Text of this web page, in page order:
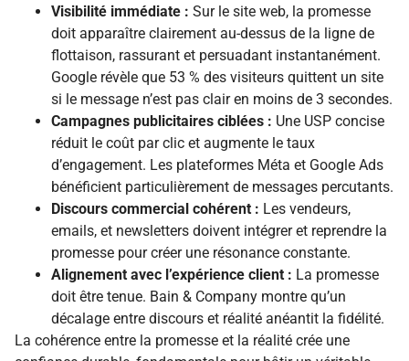
Visibilité immédiate : Sur le site web, la promesse
doit apparaître clairement au-dessus de la ligne de
flottaison, rassurant et persuadant instantanément.
Google révèle que 53 % des visiteurs quittent un site
si le message n’est pas clair en moins de 3 secondes.
Campagnes publicitaires ciblées : Une USP concise
réduit le coût par clic et augmente le taux
d’engagement. Les plateformes Méta et Google Ads
bénéficient particulièrement de messages percutants.
Discours commercial cohérent : Les vendeurs,
emails, et newsletters doivent intégrer et reprendre la
promesse pour créer une résonance constante.
Alignement avec l’expérience client : La promesse
doit être tenue. Bain & Company montre qu’un
décalage entre discours et réalité anéantit la fidélité.
La cohérence entre la promesse et la réalité crée une